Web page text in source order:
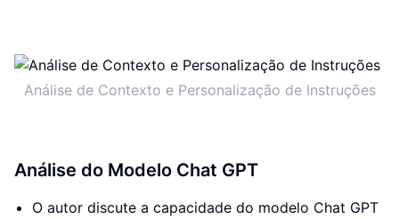
Análise de Contexto e Personalização de Instruções
Análise do Modelo Chat GPT
O autor discute a capacidade do modelo Chat GPT